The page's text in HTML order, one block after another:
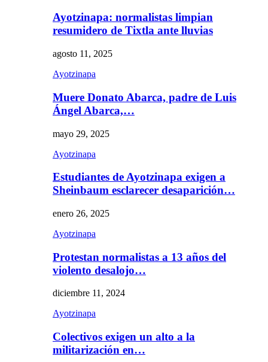
Ayotzinapa: normalistas limpian
resumidero de Tixtla ante lluvias
agosto 11, 2025
Ayotzinapa
Muere Donato Abarca, padre de Luis
Ángel Abarca,…
mayo 29, 2025
Ayotzinapa
Estudiantes de Ayotzinapa exigen a
Sheinbaum esclarecer desaparición…
enero 26, 2025
Ayotzinapa
Protestan normalistas a 13 años del
violento desalojo…
diciembre 11, 2024
Ayotzinapa
Colectivos exigen un alto a la
militarización en…